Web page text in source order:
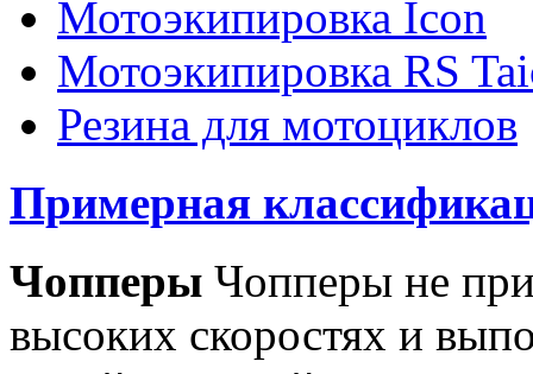
Мотоэкипировка Icon
Мотоэкипировка RS
Резина для мотоциклов
Примерная
Чопперы Чопперы не
высоких скоростях и